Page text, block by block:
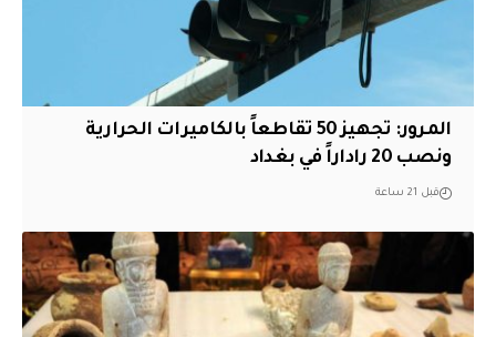
المرور: تجهيز 50 تقاطعاً بالكاميرات الحرارية
ونصب 20 راداراً في بغداد
قبل 21 ساعة